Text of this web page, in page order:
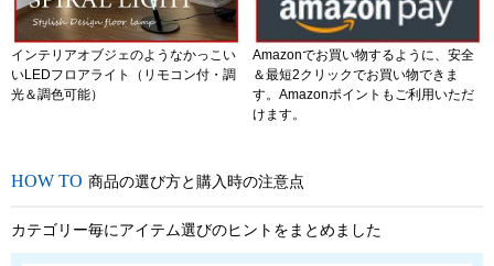
インテリアオブジェのようなかっこい
いLEDフロアライト（リモコン付・調
光＆調色可能）
Amazonでお買い物するように、安全
＆最短2クリックでお買い物できま
す。Amazonポイントもご利用いただ
けます。
商品の選び方と購入時の注意点
カテゴリー毎にアイテム選びのヒントをまとめました